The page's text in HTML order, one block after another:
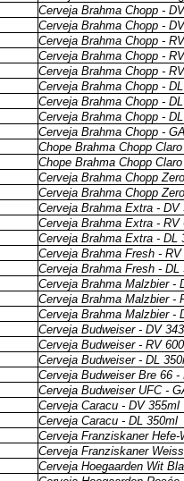
Cerveja Brahma Chopp -
Cerveja Brahma Chopp -
Cerveja Brahma Chopp -
Cerveja Brahma Chopp -
Cerveja Brahma Chopp -
Cerveja Brahma Chopp -
Cerveja Brahma Chopp -
Cerveja Brahma Chopp -
Cerveja Brahma Chopp -
Chope Brahma Chopp
Chope Brahma Chopp
Cerveja Brahma Chopp
Cerveja Brahma Chopp
Cerveja Brahma Extra - DV
Cerveja Brahma Extra - RV
Cerveja Brahma Extra - DL
Cerveja Brahma Fresh -
Cerveja Brahma Fresh - DL
Cerveja Brahma Malzbier -
Cerveja Brahma Malzbier -
Cerveja Brahma Malzbier -
Cerveja Budweiser - DV
Cerveja Budweiser - RV
Cerveja Budweiser - DL
Cerveja Budweiser Bre 66 -
Cerveja Budweiser UFC -
Cerveja Caracu - DV 355ml
Cerveja Caracu - DL 350ml
Cerveja Franziskaner
Cerveja Franziskaner
Cerveja Hoegaarden Wit